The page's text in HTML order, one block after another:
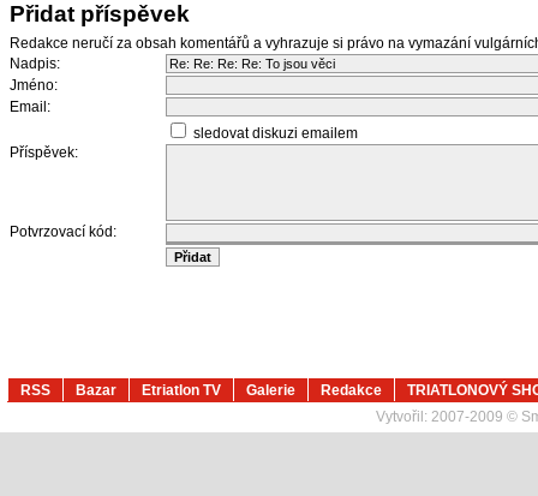
Přidat příspěvek
Redakce neručí za obsah komentářů a vyhrazuje si právo na vymazání
Nadpis:
Jméno:
Email:
sledovat diskuzi emailem
Příspěvek:
Potvrzovací kód:
RSS Bazar Etriatlon TV Galerie Redakce
TRIATLONOVÝ
Vytvořil: 2007-2009 ©